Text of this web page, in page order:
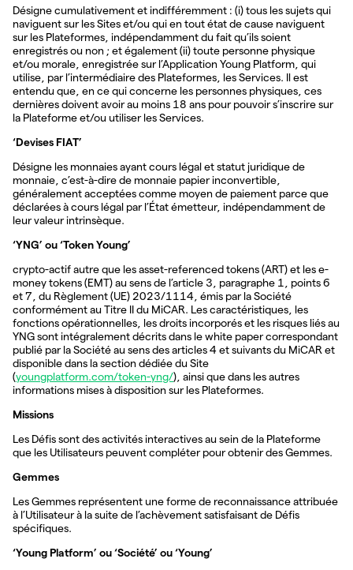
Désigne cumulativement et indifféremment : (i) tous les sujets qui
naviguent sur les Sites et/ou qui en tout état de cause naviguent
sur les Plateformes, indépendamment du fait qu’ils soient
enregistrés ou non ; et également (ii) toute personne physique
et/ou morale, enregistrée sur l’Application Young Platform, qui
utilise, par l’intermédiaire des Plateformes, les Services. Il est
entendu que, en ce qui concerne les personnes physiques, ces
dernières doivent avoir au moins 18 ans pour pouvoir s’inscrire sur
la Plateforme et/ou utiliser les Services.
‘Devises FIAT’
Désigne les monnaies ayant cours légal et statut juridique de
monnaie, c’est-à-dire de monnaie papier inconvertible,
généralement acceptées comme moyen de paiement parce que
déclarées à cours légal par l’État émetteur, indépendamment de
leur valeur intrinsèque.
‘YNG’ ou ‘Token Young’
crypto-actif autre que les asset-referenced tokens (ART) et les e-
money tokens (EMT) au sens de l’article 3, paragraphe 1, points 6
et 7, du Règlement (UE) 2023/1114, émis par la Société
conformément au Titre II du MiCAR. Les caractéristiques, les
fonctions opérationnelles, les droits incorporés et les risques liés au
YNG sont intégralement décrits dans le white paper correspondant
publié par la Société au sens des articles 4 et suivants du MiCAR et
disponible dans la section dédiée du Site
(youngplatform.com/token-yng/), ainsi que dans les autres
informations mises à disposition sur les Plateformes.
Missions
Les Défis sont des activités interactives au sein de la Plateforme
que les Utilisateurs peuvent compléter pour obtenir des Gemmes.
Gemmes
Les Gemmes représentent une forme de reconnaissance attribuée
à l’Utilisateur à la suite de l’achèvement satisfaisant de Défis
spécifiques.
‘Young Platform’ ou ‘Société’ ou ‘Young’